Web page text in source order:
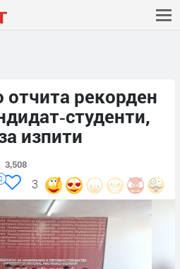
рекорден
изпити
3,508
3